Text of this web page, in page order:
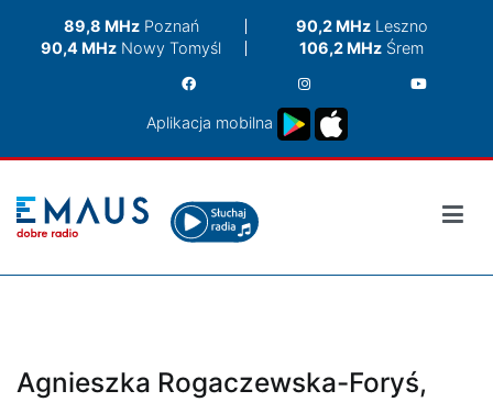
89,8 MHzPoznań 90,2 MHzLeszno
90,4 MHz Nowy Tomyśl 106,2 MHz Śrem
Aplikacja mobilna
Agnieszka Rogaczewska-Foryś,